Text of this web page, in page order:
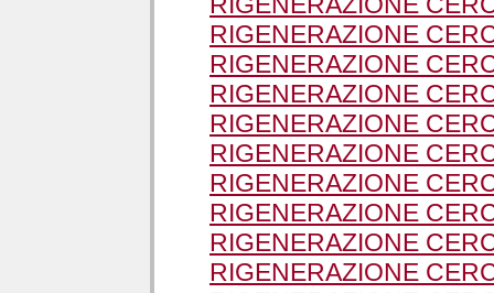
RIGENERAZIONE
RIGENERAZIONE
RIGENERAZIONE
RIGENERAZIONE
RIGENERAZIONE
RIGENERAZIONE
RIGENERAZIONE
RIGENERAZIONE
RIGENERAZIONE